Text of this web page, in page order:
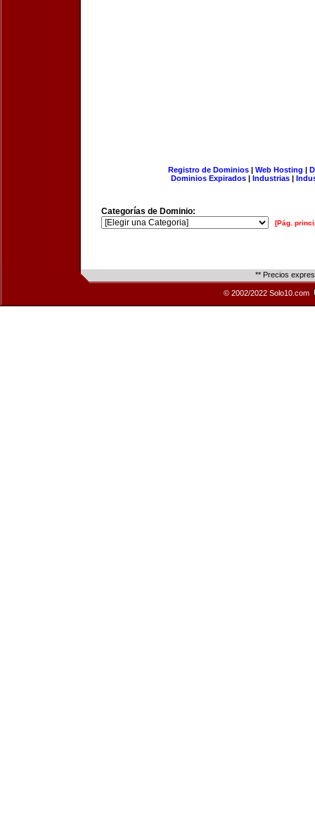
Registro de Dominios| Web Hosting |
Dominios Expirados | Industrias |
Categorías de Dominio:
[Pág.
** Precios
© 2002/2022 Solo10.com